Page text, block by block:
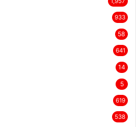
1,957
933
58
641
14
5
619
538